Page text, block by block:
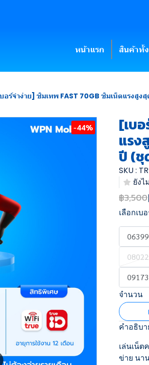
หน้าแรก สินค้าทั้
บอร์จำง่าย] ซิมเทพ FAST 70GB ซิมเน็ตแรงสู
-44% [เบ
แรง
ปี (ชุ
SKU :
ยังไ
฿3,500
เลือกเบ
จำนวน
คำอธิบ
เล่นเน็ต
ข่าย นา